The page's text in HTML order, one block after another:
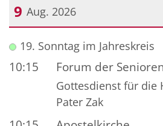
9 Aug. 2026
Datum: 9. August 2026
19. Sonntag im Jahreskreis
10:15 Forum der Senioren
Gottesdienst für die
Pater Zak